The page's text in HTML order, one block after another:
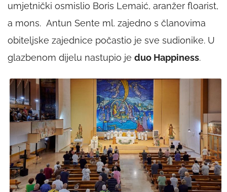
umjetnički osmislio Boris Lemaić, aranžer floarist,
a mons. Antun Sente ml. zajedno s članovima
obiteljske zajednice počastio je sve sudionike. U
glazbenom dijelu nastupio je duo Happiness.